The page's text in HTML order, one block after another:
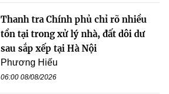
Thanh tra Chính phủ chỉ rõ nhiều
tồn tại trong xử lý nhà, đất dôi dư
sau sắp xếp tại Hà Nội
Phương Hiếu
06:00 08/08/2026